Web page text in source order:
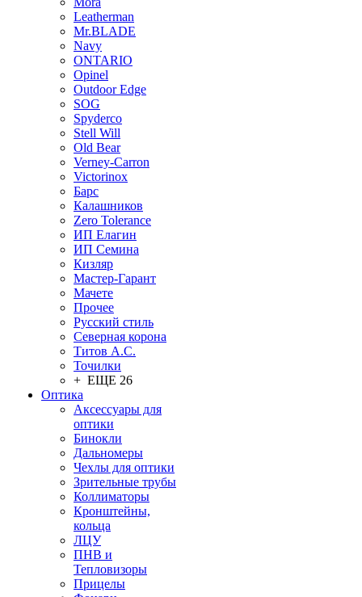
Leatherman
Mr.BLADE
Navy
ONTARIO
Opinel
Outdoor Edge
SOG
Spyderco
Stell Will
Old Bear
Verney-Carron
Victorinox
Барс
Калашников
Zero Tolerance
ИП Елагин
ИП Семина
Кизляр
Мастер-Гарант
Мачете
Прочее
Русский стиль
Северная корона
Титов А.С.
Точилки
+ ЕЩЕ 26
Оптика
Аксессуары для
оптики
Бинокли
Дальномеры
Чехлы для оптики
Зрительные трубы
Коллиматоры
Кронштейны,
кольца
ЛЦУ
ПНВ и
Тепловизоры
Прицелы